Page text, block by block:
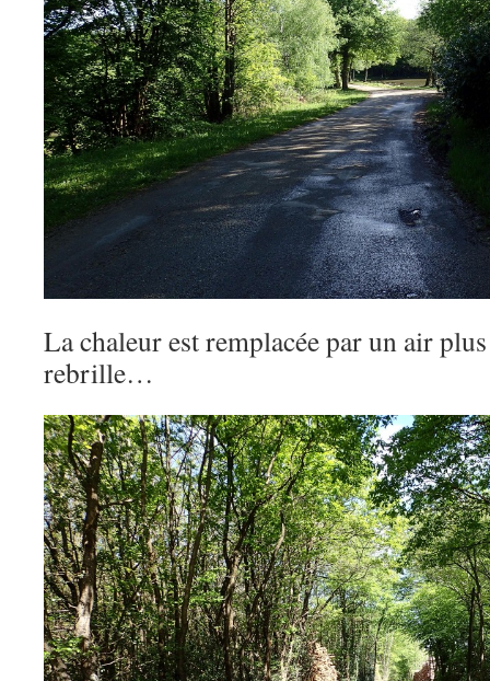
La chaleur est remplacée par un air
rebrille…